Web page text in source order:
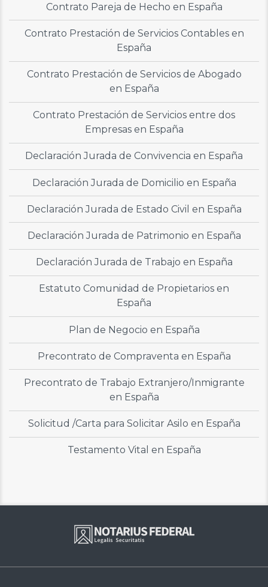
Contrato Pareja de Hecho en España
Contrato Prestación de Servicios Contables en
España
Contrato Prestación de Servicios de Abogado
en España
Contrato Prestación de Servicios entre dos
Empresas en España
Declaración Jurada de Convivencia en España
Declaración Jurada de Domicilio en España
Declaración Jurada de Estado Civil en España
Declaración Jurada de Patrimonio en España
Declaración Jurada de Trabajo en España
Estatuto Comunidad de Propietarios en
España
Plan de Negocio en España
Precontrato de Compraventa en España
Precontrato de Trabajo Extranjero/Inmigrante
en España
Solicitud /Carta para Solicitar Asilo en España
Testamento Vital en España